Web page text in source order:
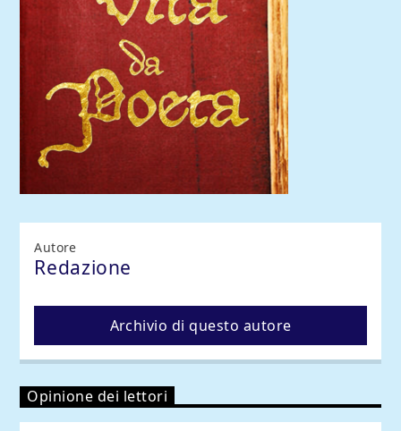
Autore
Redazione
Archivio di questo autore
Opinione dei lettori